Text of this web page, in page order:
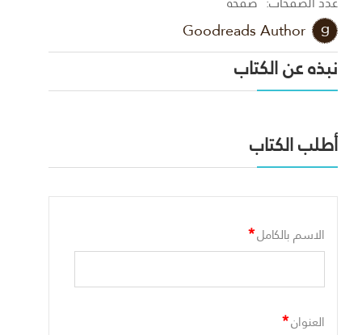
Goodreads Author
نبذه عن الكتاب
أطلب الكتاب
الاسم بالكامل*
العنوان*